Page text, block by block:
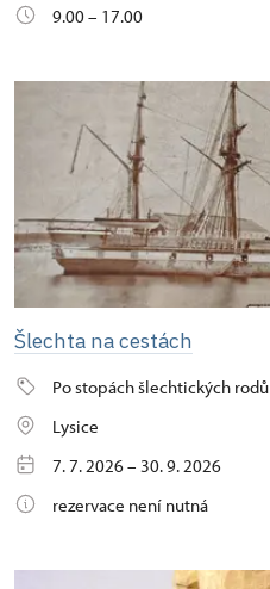
9.00 – 17.00
Šlechta na cestách
Po stopách šlechtických rodů
Lysice
7. 7. 2026 – 30. 9. 2026
rezervace není nutná